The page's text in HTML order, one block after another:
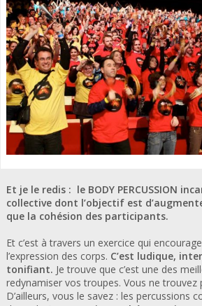
Et je le redis : le BODY PERCUSSION
collective dont l’objectif est
que la cohésion des participants.
Et c’est à travers un exercice qui
l’expression des corps. C’est ludique,
tonifiant. Je trouve que c’est une des
redynamiser vos troupes. Vous ne trouvez
D’ailleurs, vous le savez : les percussions